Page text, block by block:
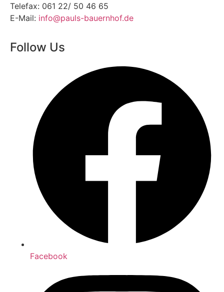
Telefax: 061 22/ 50 46 65
E-Mail: info@pauls-bauernhof.de
Follow Us
Facebook